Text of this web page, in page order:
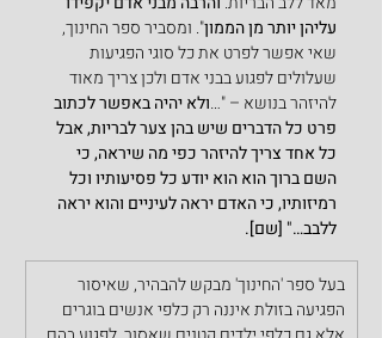
עליהן יותר מן הממון". ומסביר ספר החינוך,
שאי אפשר לפרט את כל סוגי הפגיעות
שעלולים לפגוע בבני אדם ולכן צריך מאוד
להיזהר בנושא – "…ולא יהיה באפשר לכתוב
פרט כל הדברים שיש בהן צער לבריות, אבל
כל אחד צריך להיזהר כפי מה שיראה, כי
השם ברוך הוא הוא יודע כל פסיעותיו וכל
רמיזותיו, כי האדם יראה לעיניים והוא יראה
ללבב…" [שם].
בעל ספר 'החינוך' מבקש להבהיר, שאיסור
הפגיעה בזולת איננה רק כלפי אנשים בוגרים